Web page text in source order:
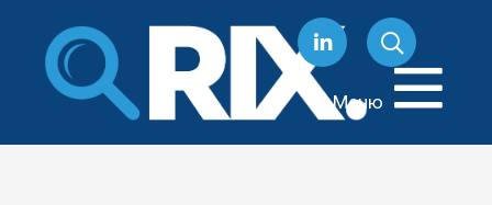
содержанию
Меню